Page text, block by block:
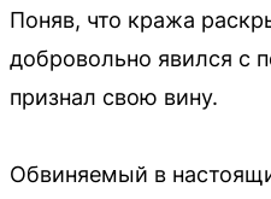
Поняв, что кража
добровольно явился с
признал свою вину.
Обвиняемый в